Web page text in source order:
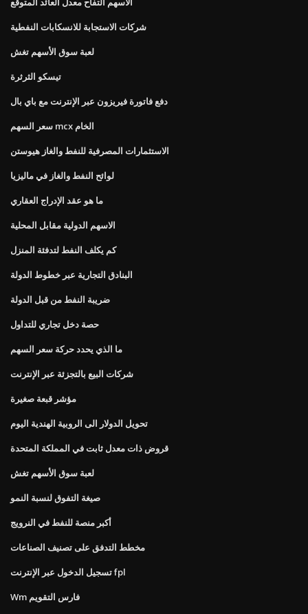
شركات الاستجابة للانسكابات النفطية
لعبة سوق الأسهم تغش
تيسكو الثرثرة
دفع فاتورة فيريزون عبر الإنترنت مع باي بال
سعر السهم mcx الخام
الاستثمارات المصرفية للنفط والغاز هيوستن
لوائح النفط والغاز في ماليزيا
ما هو عقد الإدراج العقاري
الاسهم الدولية مقابل المحلية
كم يكلف النفط لتدفئة المنزل
البنادق التجارية عبر خطوط الدولة
ضريبة النفط من قبل الدولة
حصة دخل تجاري للتداول
ما الذي يحدد حركة سعر السهم
شركات البيع بالتجزئة عبر الإنترنت
مؤشر قبعة صغيرة
تحويل الدولار الى الروبية الهندية اليوم
قروض ذات معدل ثابت في المملكة المتحدة
لعبة سوق الأسهم تغش
صيغة التفوق لنسبة النمو
أكبر منصة للنفط في النرويج
مخطط التدفق على تصنيف الصناعات
تسجيل الدخول عبر الإنترنت fpl
Wm فارس التقويم